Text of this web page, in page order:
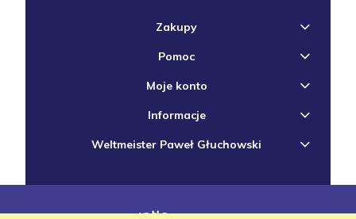
Zakupy
Pomoc
Moje konto
Informacje
Weltmeister Paweł Głuchowski